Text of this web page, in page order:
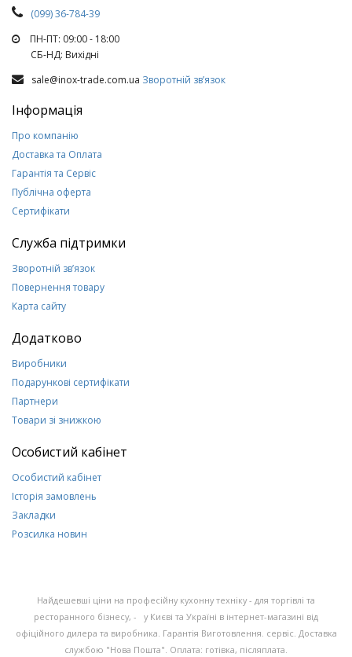
(099) 36-784-39
ПН-ПТ: 09:00 - 18:00
СБ-НД: Вихiднi
sale@inox-trade.com.ua Зворотній зв’язок
Інформація
Про компанію
Доставка та Оплата
Гарантія та Сервіс
Публічна оферта
Сертифікати
Служба підтримки
Зворотній зв’язок
Повернення товару
Карта сайту
Додатково
Виробники
Подарункові сертифікати
Партнери
Товари зі знижкою
Особистий кабінет
Особистий кабінет
Історія замовлень
Закладки
Розсилка новин
Найдешевші ціни на професійну кухонну техніку - для торгівлі та
ресторанного бізнесу, - у Києві та Україні в інтернет-магазині від
офіційного дилера та виробника. Гарантія Виготовлення. сервіс. Доставка
службою "Нова Пошта". Оплата: готівка, післяплата.